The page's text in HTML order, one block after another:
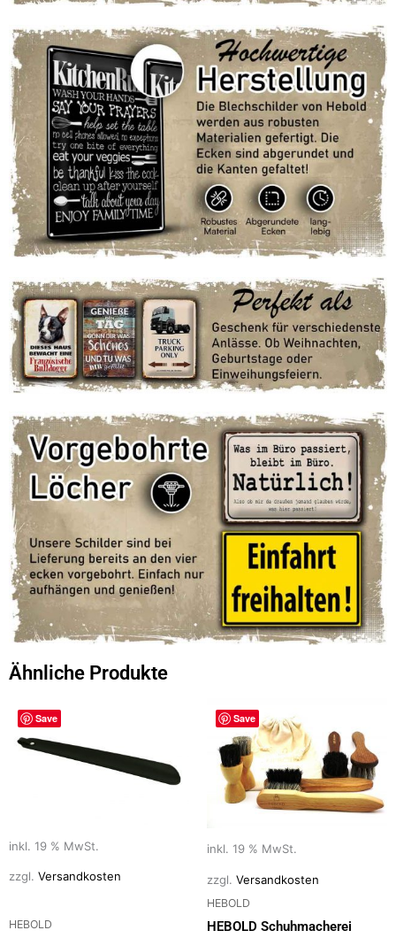
Ähnliche Produkte
Save
inkl. 19 % MwSt.
zzgl. Versandkosten
HEBOLD
Save
inkl. 19 % MwSt.
zzgl. Versandkosten
HEBOLD
HEBOLD Schuhmacherei